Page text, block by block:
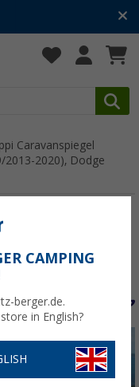
Caravanspiegel
2013-2020), Dodge
für
2020),
CAMPING
berger.de.
in English?